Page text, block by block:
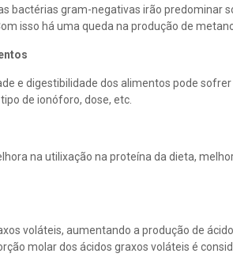
bactérias gram-negativas irão predominar
isso há uma queda na produção de
e digestibilidade dos alimentos pode
de ionóforo, dose, etc.
na utilixação na proteína da dieta,
voláteis, aumentando a produção de
molar dos ácidos graxos voláteis é